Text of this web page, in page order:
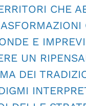
CHE
E
UN
DEI